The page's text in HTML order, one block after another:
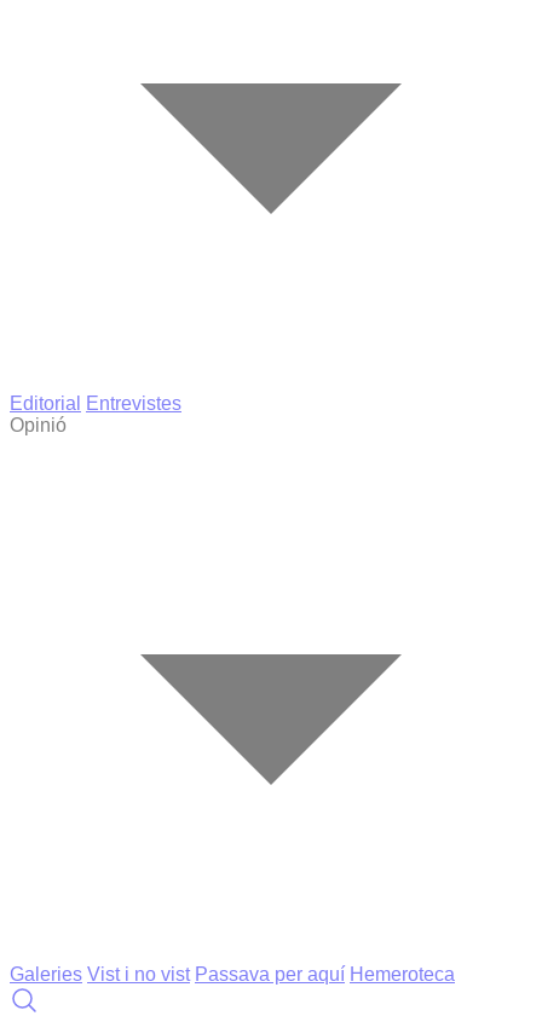
Editorial
Entrevistes
Opinió
Galeries Vist i no vist Passava per aquí Hemeroteca